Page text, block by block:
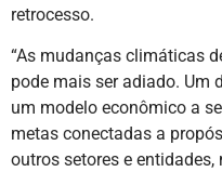
retrocesso.
“As mudanças climáticas
pode mais ser adiado. Um
um modelo econômico a
metas conectadas a
outros setores e